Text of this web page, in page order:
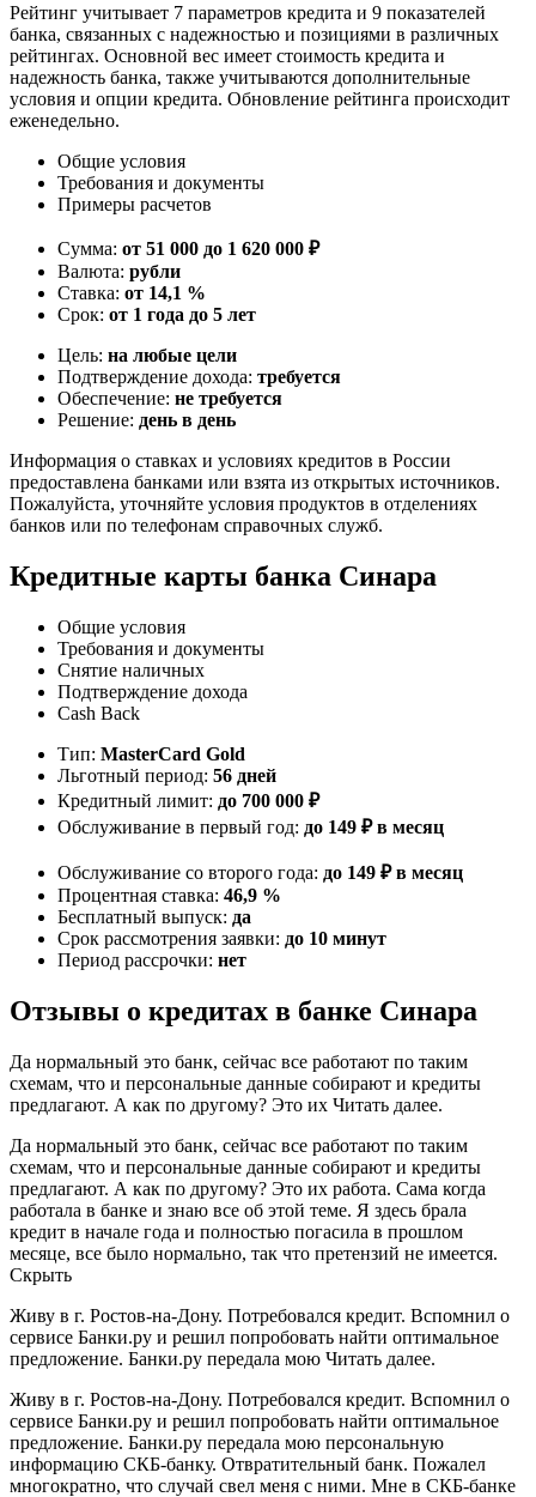
Рейтинг учитывает 7 параметров кредита и 9 показателей
банка, связанных с надежностью и позициями в различных
рейтингах. Основной вес имеет стоимость кредита и
надежность банка, также учитываются дополнительные
условия и опции кредита. Обновление рейтинга происходит
еженедельно.
Общие условия
Требования и документы
Примеры расчетов
Сумма: от 51 000 до 1 620 000 ₽
Валюта: рубли
Ставка: от 14,1 %
Срок: от 1 года до 5 лет
Цель: на любые цели
Подтверждение дохода: требуется
Обеспечение: не требуется
Решение: день в день
Информация о ставках и условиях кредитов в России
предоставлена банками или взята из открытых источников.
Пожалуйста, уточняйте условия продуктов в отделениях
банков или по телефонам справочных служб.
Кредитные карты банка Синара
Общие условия
Требования и документы
Снятие наличных
Подтверждение дохода
Cash Back
Тип: MasterСard Gold
Льготный период: 56 дней
Кредитный лимит: до 700 000 ₽
Обслуживание в первый год: до 149 ₽ в месяц
Обслуживание со второго года: до 149 ₽ в месяц
Процентная ставка: 46,9 %
Бесплатный выпуск: да
Срок рассмотрения заявки: до 10 минут
Период рассрочки: нет
Отзывы о кредитах в банке Синара
Да нормальный это банк, сейчас все работают по таким
схемам, что и персональные данные собирают и кредиты
предлагают. А как по другому? Это их Читать далее.
Да нормальный это банк, сейчас все работают по таким
схемам, что и персональные данные собирают и кредиты
предлагают. А как по другому? Это их работа. Сама когда
работала в банке и знаю все об этой теме. Я здесь брала
кредит в начале года и полностью погасила в прошлом
месяце, все было нормально, так что претензий не имеется.
Скрыть
Живу в г. Ростов-на-Дону. Потребовался кредит. Вспомнил о
сервисе Банки.ру и решил попробовать найти оптимальное
предложение. Банки.ру передала мою Читать далее.
Живу в г. Ростов-на-Дону. Потребовался кредит. Вспомнил о
сервисе Банки.ру и решил попробовать найти оптимальное
предложение. Банки.ру передала мою персональную
информацию СКБ-банку. Отвратительный банк. Пожалел
многократно, что случай свел меня с ними. Мне в СКБ-банке